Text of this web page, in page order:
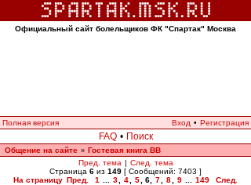
Официальный сайт болельщиков ФК "Спартак" Москва
Полная версия Вход • Регистрация
FAQ • Поиск
Общение на сайте » Гостевая книга ВВ
Пред. тема | След. тема
Страница 6 из 149 [ Сообщений: 7403 ]
На страницу Пред. 1 3 4 5 6 7 8 9 149
След.